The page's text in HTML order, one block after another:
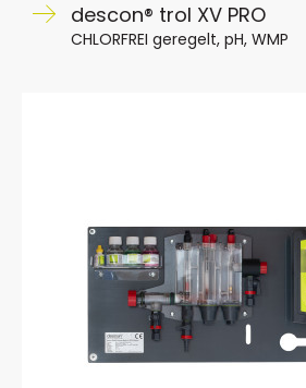
descon® trol XV PRO
CHLORFREI geregelt, pH, WMP